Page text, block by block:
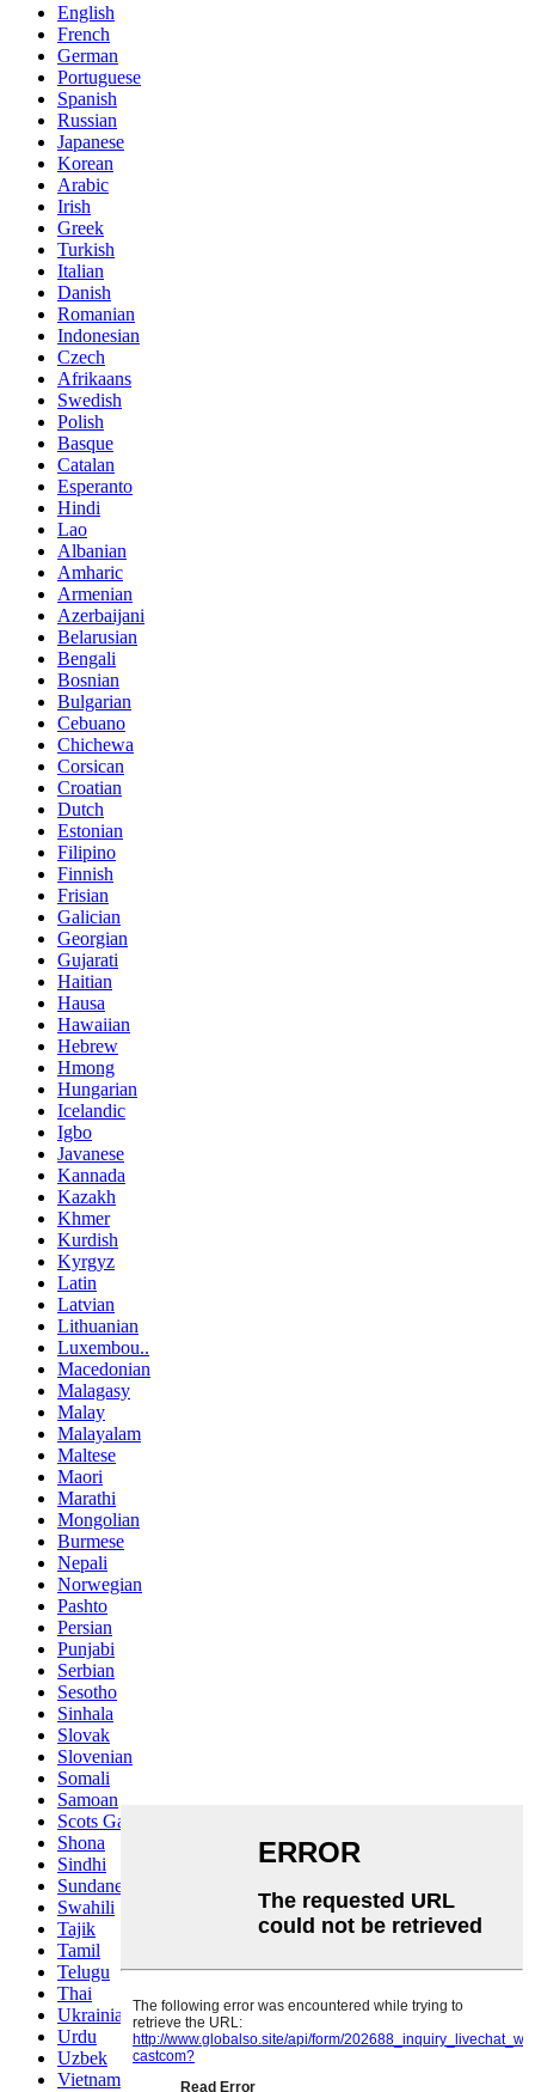
English
French
German
Portuguese
Spanish
Russian
Japanese
Korean
Arabic
Irish
Greek
Turkish
Italian
Danish
Romanian
Indonesian
Czech
Afrikaans
Swedish
Polish
Basque
Catalan
Esperanto
Hindi
Lao
Albanian
Amharic
Armenian
Azerbaijani
Belarusian
Bengali
Bosnian
Bulgarian
Cebuano
Chichewa
Corsican
Croatian
Dutch
Estonian
Filipino
Finnish
Frisian
Galician
Georgian
Gujarati
Haitian
Hausa
Hawaiian
Hebrew
Hmong
Hungarian
Icelandic
Igbo
Javanese
Kannada
Kazakh
Khmer
Kurdish
Kyrgyz
Latin
Latvian
Lithuanian
Luxembou..
Macedonian
Malagasy
Malay
Malayalam
Maltese
Maori
Marathi
Mongolian
Burmese
Nepali
Norwegian
Pashto
Persian
Punjabi
Serbian
Sesotho
Sinhala
Slovak
Slovenian
Somali
Samoan
Scots Gaelic
Shona
Sindhi
Sundanese
Swahili
Tajik
Tamil
Telugu
Thai
Ukrainian
Urdu
Uzbek
Vietnamese